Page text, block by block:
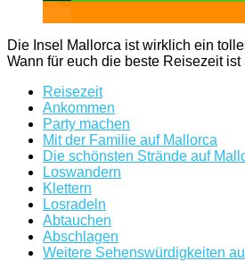
Die Insel Mallorca ist wirklich ein
Wann für euch die beste Reisezeit
Reisezeit
Ankommen
Party machen
Mit der Familie auf Mallorca
Die schönsten Strände auf
Loswandern
Klettern
Losradeln
Abtauchen
Abschlagen
Weitere Sehenswürdigkeiten